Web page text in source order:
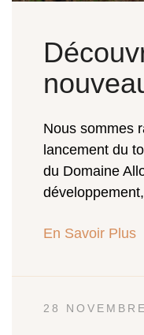
Nous sommes
lancement du
du Domaine
En Savoir Plus
28